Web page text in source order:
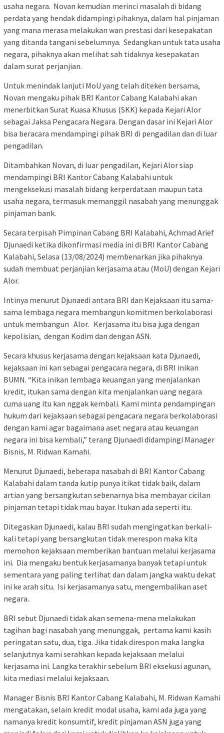
usaha negara. Novan kemudian merinci masalah di bidang
perdata yang hendak didampingi pihaknya, dalam hal pinjaman
yang mana merasa melakukan wan prestasi dari kesepakatan
yang ditanda tangani sebelumnya. Sedangkan untuk tata usaha
negara, pihaknya akan melihat sah tidaknya kesepakatan
dalam surat perjanjian.
Untuk menindak lanjuti MoU yang telah diteken bersama,
Novan mengaku pihak BRI Kantor Cabang Kalabahi akan
menerbitkan Surat Kuasa Khusus (SKK) kepada Kejari Alor
sebagai Jaksa Pengacara Negara. Dengan dasar ini Kejari Alor
bisa beracara mendampingi pihak BRI di pengadilan dan di luar
pengadilan.
Ditambahkan Novan, di luar pengadilan, Kejari Alor siap
mendampingi BRI Kantor Cabang Kalabahi untuk
mengeksekusi masalah bidang kerperdataan maupun tata
usaha negara, termasuk memanggil nasabah yang menunggak
pinjaman bank.
Secara terpisah Pimpinan Cabang BRI Kalabahi, Achmad Arief
Djunaedi ketika dikonfirmasi media ini di BRI Kantor Cabang
Kalabahi, Selasa (13/08/2024) membenarkan jika pihaknya
sudah membuat perjanjian kerjasama atau (MoU) dengan Kejari
Alor.
Intinya menurut Djunaedi antara BRI dan Kejaksaan itu sama-
sama lembaga negara membangun komitmen berkolaborasi
untuk membangun Alor. Kerjasama itu bisa juga dengan
kepolisian, dengan Kodim dan dengan ASN.
Secara khusus kerjasama dengan kejaksaan kata Djunaedi,
kejaksaan ini kan sebagai pengacara negara, di BRI inikan
BUMN. “Kita inikan lembaga keuangan yang menjalankan
kredit, itukan sama dengan kita menjalankan uang negara
cuma uang itu kan nggak kembali. Kami minta pendampingan
hukum dari kejaksaan sebagai pengacara negara berkolaborasi
dengan kami agar bagaimana aset negara atau keuangan
negara ini bisa kembali,” terang Djunaedi didampingi Manager
Bisnis, M. Ridwan Kamahi.
Menurut Djunaedi, beberapa nasabah di BRI Kantor Cabang
Kalabahi dalam tanda kutip punya itikat tidak baik, dalam
artian yang bersangkutan sebenarnya bisa membayar cicilan
pinjaman tetapi tidak mau bayar. Itukan ada seperti itu.
Ditegaskan Djunaedi, kalau BRI sudah mengingatkan berkali-
kali tetapi yang bersangkutan tidak merespon maka kita
memohon kejaksaan memberikan bantuan melalui kerjasama
ini. Dia mengaku bentuk kerjasamanya banyak tetapi untuk
sementara yang paling terlihat dan dalam jangka waktu dekat
ini ke arah situ. Isi kerjasamanya satu, mengembalikan aset
negara.
BRI sebut Djunaedi tidak akan semena-mena melakukan
tagihan bagi nasabah yang menunggak, pertama kami kasih
peringatan satu, dua, tiga. Jika tidak direspon maka langka
selanjutnya kami serahkan kepada kejaksaan melalui
kerjasama ini. Langka terakhir sebelum BRI eksekusi agunan,
kita mediasi melalui kejaksaan.
Manager Bisnis BRI Kantor Cabang Kalabahi, M. Ridwan Kamahi
mengatakan, selain kredit modal usaha, kami ada juga yang
namanya kredit konsumtif, kredit pinjaman ASN juga yang